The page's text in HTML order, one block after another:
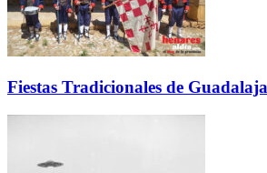
Fiestas Tradicionales de